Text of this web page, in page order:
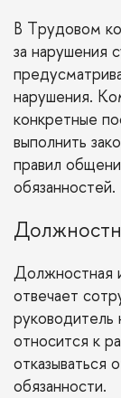
В Трудовом
за нарушения
нарушения.
конкретные
выполнить
правил
обязанностей.
Должностная
отвечает
относится к
отказываться
обязанности.